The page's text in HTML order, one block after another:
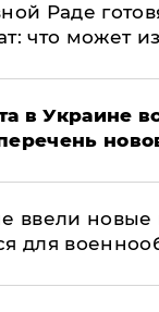
Раде
что может
в Украине
ввели новые
для